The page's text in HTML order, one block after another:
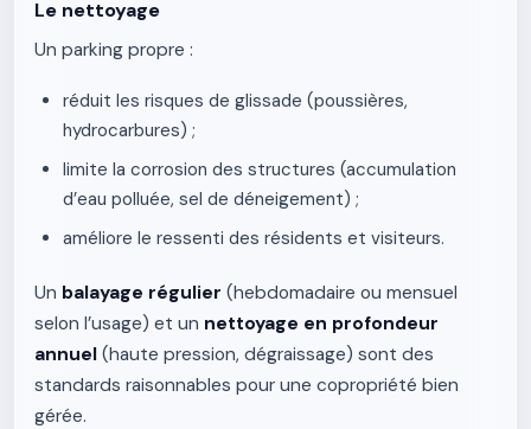
Le nettoyage
Un parking propre :
réduit les risques de glissade (poussières,
hydrocarbures) ;
limite la corrosion des structures (accumulation
d’eau polluée, sel de déneigement) ;
améliore le ressenti des résidents et visiteurs.
Un balayage régulier (hebdomadaire ou mensuel
selon l’usage) et un nettoyage en profondeur
annuel (haute pression, dégraissage) sont des
standards raisonnables pour une copropriété bien
gérée.